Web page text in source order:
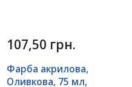
107,50 грн.
Фарба акрилова,
Оливкова, 75 мл,